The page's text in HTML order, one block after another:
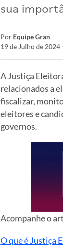
sua
Por Equipe Gran
19 de Julho de 2024
A Justiça
relacionados a
fiscalizar,
eleitores e
governos.
Acompanhe o
O que é Justiça